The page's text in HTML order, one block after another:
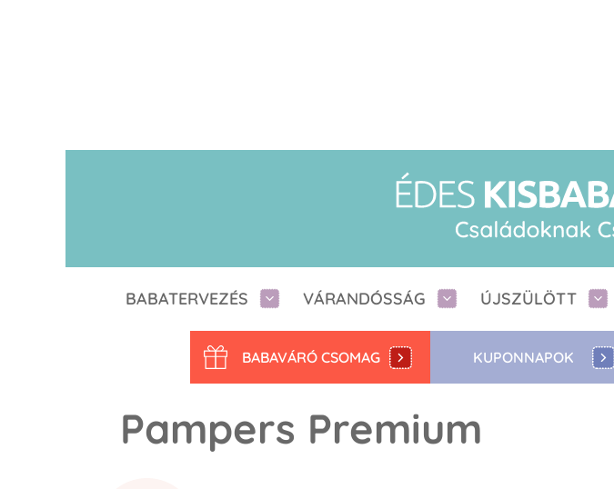
BABATERVEZÉS VÁRANDÓSSÁG ÚJSZÜLÖTT
BABAVÁRÓ CSOMAG KUPONNAPOK
Pampers Premium